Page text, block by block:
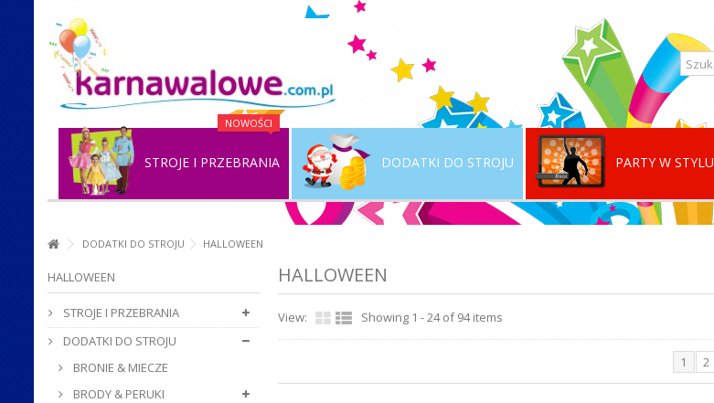
NOWOŚCI
STROJE I PRZEBRANIA DODATKI DO STROJU PARTY W STYLU
DODATKI DO STROJU HALLOWEEN
HALLOWEEN
View: Showing 1 - 24 of 94 items
1 2
HALLOWEEN
STROJE I PRZEBRANIA
DODATKI DO STROJU
BRONIE & MIECZE
BRODY & PERUKI